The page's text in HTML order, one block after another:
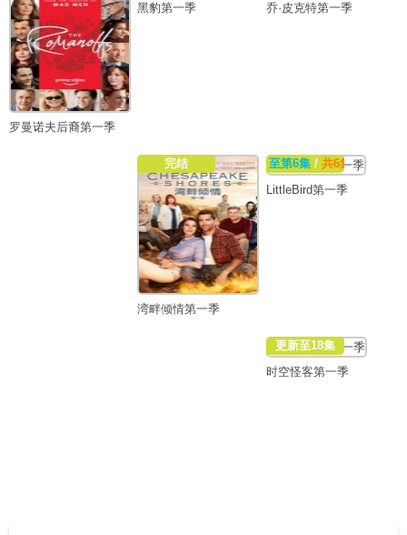
罗曼诺夫后裔第一季
黑豹第一季
乔·皮克特第一季
完结
湾畔倾情第一季
至第6集/ 共6集
LittleBird第一季
更新至18集
时空怪客第一季